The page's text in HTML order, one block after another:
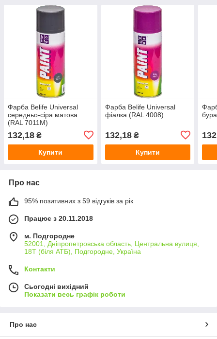
Фарба Belife Universal
середньо-сіра матова
(RAL 7011M)
132,18 ₴
Купити
Фарба Belife Universal
фіалка (RAL 4008)
132,18₴
Купити
Про нас
95% позитивних з 59 відгуків за рік
Працює з 20.11.2018
м. Подгородне
52001, Дніпропетровська область, Центральна вулиця,
18Т (біля АТБ), Подгородне, Україна
Контакти
Сьогодні вихідний
Показати весь графік роботи
Про нас